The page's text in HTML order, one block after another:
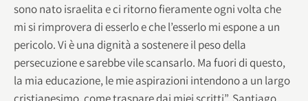
sono nato israelita e ci ritorno fieramente ogni volta che
mi si rimprovera di esserlo e che l’esserlo mi espone a un
pericolo. Vi è una dignità a sostenere il peso della
persecuzione e sarebbe vile scansarlo. Ma fuori di questo,
la mia educazione, le mie aspirazioni intendono a un largo
cristianesimo, come traspare dai miei scritti”. Santiago